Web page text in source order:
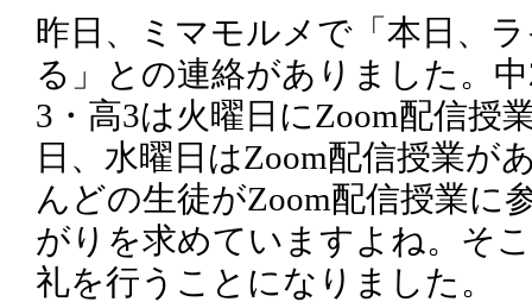
昨日、ミマモルメで「本日、
る」との連絡がありました。
3・高3は火曜日にZoom配信授
日、水曜日はZoom配信授業が
んどの生徒がZoom配信授業に
がりを求めていますよね。そ
礼を行うことになりました。